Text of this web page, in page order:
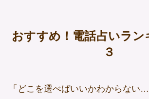
おすすめ！電話占いラン
３
「どこを選べばいいかわからない